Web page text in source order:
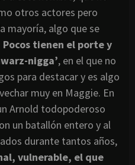
otros actores pero
mayoría, algo que se
Pocos tienen el porte y
nigga’, en el que no
para destacar y es algo
muy en Maggie. En
Arnold todopoderoso
un batallón entero y al
durante tantos años,
vulnerable, el que